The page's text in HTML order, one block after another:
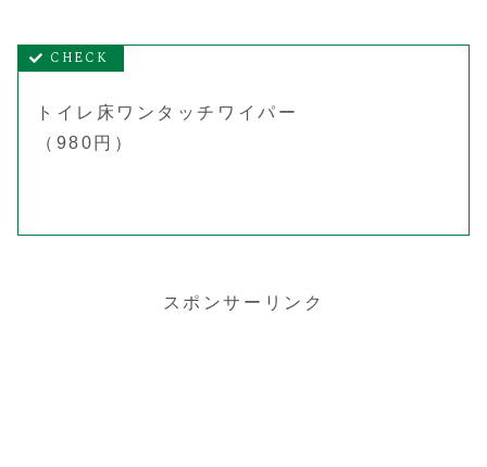
トイレ床ワンタッチワイパー
（980円）
スポンサーリンク